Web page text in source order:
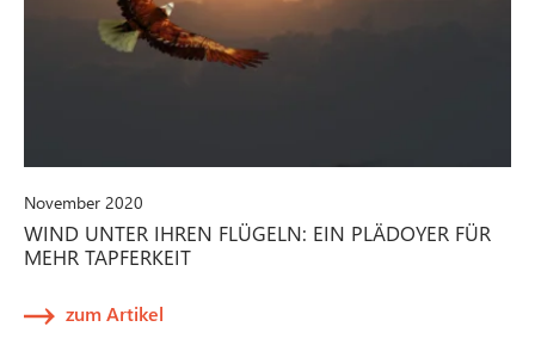
November 2020
WIND UNTER IHREN FLÜGELN: EIN PLÄDOYER FÜR
MEHR TAPFERKEIT
zum Artikel